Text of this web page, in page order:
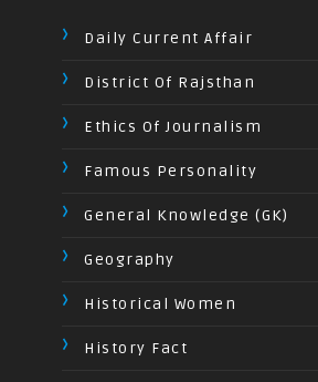
Daily Current Affair
District Of Rajsthan
Ethics Of Journalism
Famous Personality
General Knowledge (GK)
Geography
Historical Women
History Fact